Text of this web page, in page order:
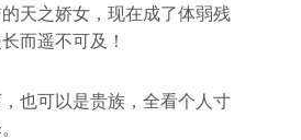
天之娇女，现在成了体弱残
而遥不可及！
也可以是贵族，全看个人寸